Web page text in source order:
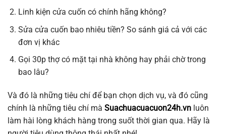
Linh kiện cửa cuốn có chính hãng không?
Sửa cửa cuốn bao nhiêu tiền? So sánh giá cả với các
đơn vị khác
Gọi 30p thợ có mặt tại nhà không hay phải chờ trong
bao lâu?
Và đó là những tiêu chí để bạn chọn dịch vụ, và đó cũng
chính là những tiêu chí mà Suachuacuacuon24h.vn luôn
làm hài lòng khách hàng trong suốt thời gian qua. Hãy là